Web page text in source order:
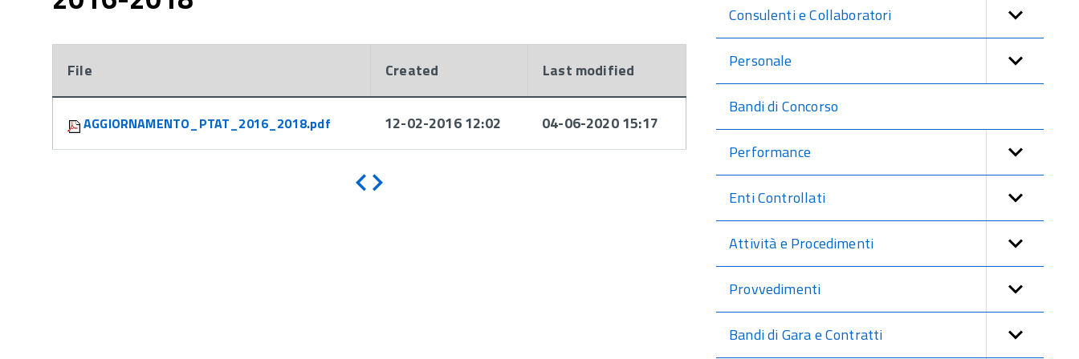
File Created Last modified
AGGIORNAMENTO_PTAT_2016_2018.pdf 12-02-2016 12:02 04-06-2020 15:17
Indietro
Consulenti e Collaboratori
Personale
Bandi di Concorso
Performance
Enti Controllati
Attività e Procedimenti
Provvedimenti
Bandi di Gara e Contratti